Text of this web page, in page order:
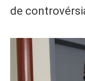
de